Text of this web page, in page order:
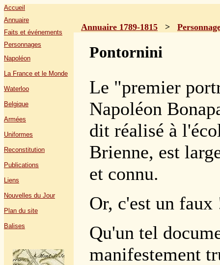
Accueil
Annuaire
Faits et événements
Personnages
Napoléon
La France et le Monde
Waterloo
Belgique
Armées
Uniformes
Reconstitution
Publications
Liens
Nouvelles du Jour
Plan du site
Balises
Annuaire 1789-1815 >
Pontornini
Le "premier
Napoléon
dit réalisé à
Brienne, est
et connu.
Or, c'est un faux
Qu'un tel
manifestement